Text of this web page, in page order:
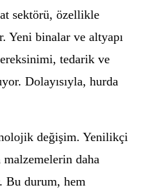
sektörü, özellikle
Yeni binalar ve altyapı
tedarik ve
Dolayısıyla, hurda
değişim. Yenilikçi
daha
Bu durum, hem